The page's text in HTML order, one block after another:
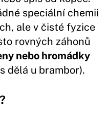
speciální chemii
ale v čisté fyzice
rovných záhonů
nebo hromádky
dělá u brambor).